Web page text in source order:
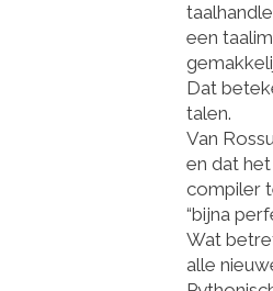
een
Dat
talen.
Van
en dat
compiler
“bijna
Wat
alle